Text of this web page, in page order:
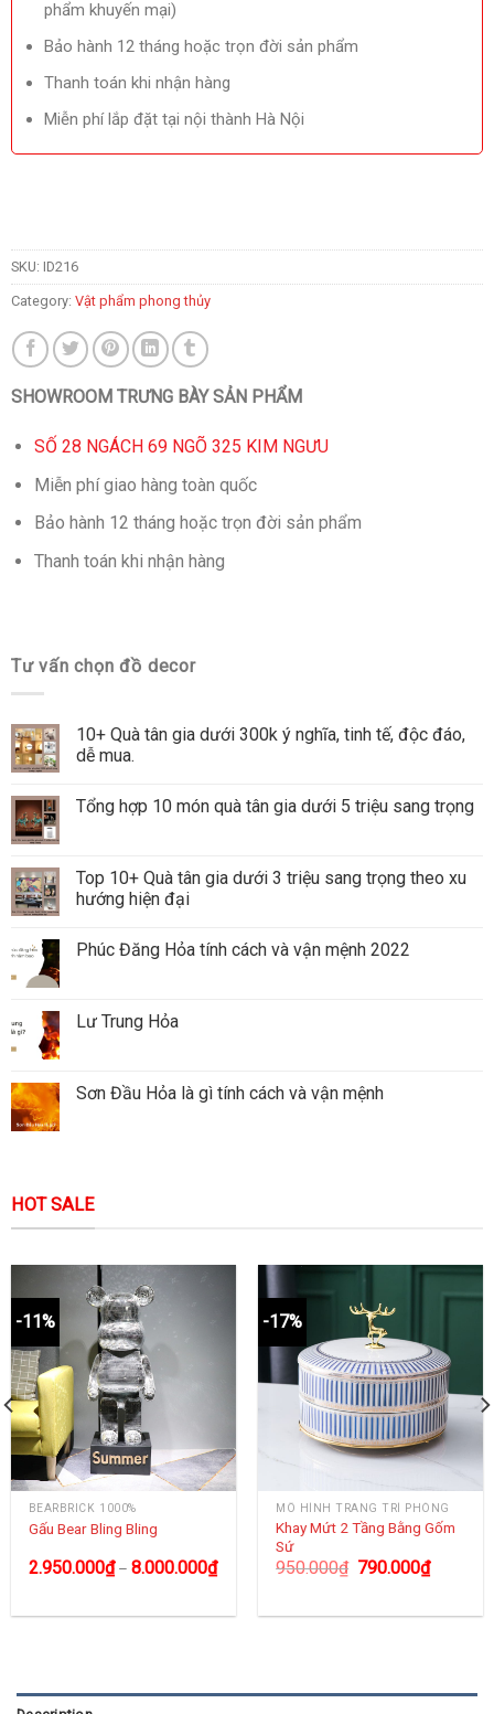
phẩm khuyến mại)
Bảo hành 12 tháng hoặc trọn đời sản phẩm
Thanh toán khi nhận hàng
Miễn phí lắp đặt tại nội thành Hà Nội
SKU: ID216
Category: Vật phẩm phong thủy
SHOWROOM TRƯNG BÀY SẢN PHẨM
SỐ 28 NGÁCH 69 NGÕ 325 KIM NGƯU
Miễn phí giao hàng toàn quốc
Bảo hành 12 tháng hoặc trọn đời sản phẩm
Thanh toán khi nhận hàng
Tư vấn chọn đồ decor
10+ Quà tân gia dưới 300k ý nghĩa, tinh tế, độc đáo,
dễ mua.
Tổng hợp 10 món quà tân gia dưới 5 triệu sang trọng
Top 10+ Quà tân gia dưới 3 triệu sang trọng theo xu
hướng hiện đại
Phúc Đăng Hỏa tính cách và vận mệnh 2022
Lư Trung Hỏa
Sơn Đầu Hỏa là gì tính cách và vận mệnh
HOT SALE
-11%
BEARBRICK 1000%
Gấu Bear Bling Bling
2.950.000₫– 8.000.000₫
-17%
MÔ HÌNH TRANG TRÍ PHÒNG
Khay Mứt 2 Tầng Bằng Gốm
Sứ
950.000₫ 790.000₫